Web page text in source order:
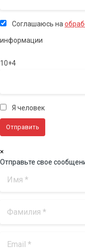
Соглашаюсь на
информации
10+4
Я человек
×
Отправьте свое